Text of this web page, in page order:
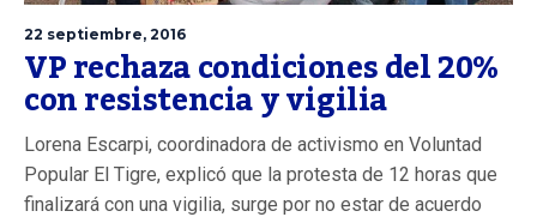
22 septiembre, 2016
VP rechaza condiciones del 20%
con resistencia y vigilia
Lorena Escarpi, coordinadora de activismo en Voluntad
Popular El Tigre, explicó que la protesta de 12 horas que
finalizará con una vigilia, surge por no estar de acuerdo